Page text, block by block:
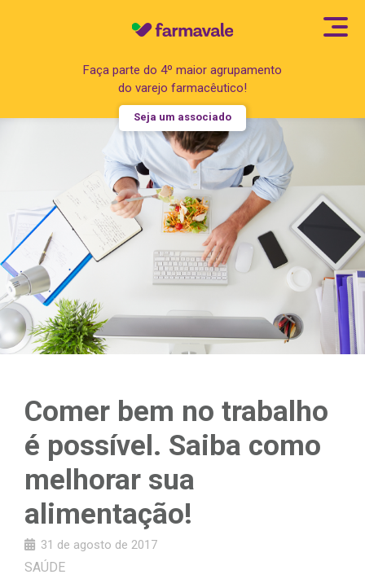
Faça parte do 4º maior agrupamento
do varejo farmacêutico!
Seja um associado
Comer bem no trabalho
é possível. Saiba como
melhorar sua
alimentação!
31 de agosto de 2017
SAÚDE